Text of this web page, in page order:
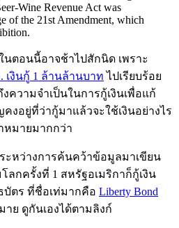
Wine Revenue Act was
of the 21st Amendment, which
นตอนนี้อาจช้าไปสักนิด เพราะ
เงินกู้ 1 ล้านล้านบาท ไปเรียบร้อย
ความจำเป็นในการกู้เงินเพื่อแก้
งอยู่ที่ว่ากู้มาแล้วจะใช้เงินอย่างไร
หมายมากกว่า
ะหว่างการค้นคว้าข้อมูลมาเขียน
กครั้งที่ 1 สหรัฐอเมริกาก็กู้เงิน
ตร ที่ชื่อเท่มากคือ Liberty Bond
าย ดูกันเองได้ตามลิงก์